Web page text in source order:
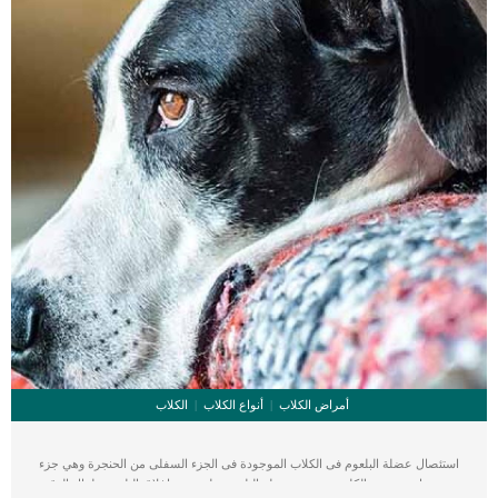
أمراض الكلاب أنواع الكلاب الكلاب
استئصال عضلة البلعوم فى الكلاب الموجودة فى الجزء السفلى من الحنجرة وهي جزء
مهم جدا من جسم الكلب. تقوم عضلة البلعوم على سد وإغلاق البلعوم طوال الوقت